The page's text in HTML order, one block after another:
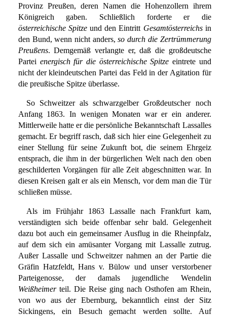
Provinz Preußen, deren Namen die Hohenzollern ihrem
Königreich gaben. Schließlich forderte er die
österreichische Spitzeund den Eintritt Gesamtösterreichsin
den Bund, wenn nicht anders,so durch die Zertrümmerung
Preußens. Demgemäß verlangte er, daß die großdeutsche
Partei energisch für die österreichische Spitze eintrete und
nicht der kleindeutschen Partei das Feld in der Agitation für
die preußische Spitze überlasse.
So Schweitzer als schwarzgelber Großdeutscher noch
Anfang 1863. In wenigen Monaten war er ein anderer.
Mittlerweile hatte er die persönliche Bekanntschaft Lassalles
gemacht. Er begriff rasch, daß sich hier eine Gelegenheit zu
einer Stellung für seine Zukunft bot, die seinem Ehrgeiz
entsprach, die ihm in der bürgerlichen Welt nach den oben
geschilderten Vorgängen für alle Zeit abgeschnitten war. In
diesen Kreisen galt er als ein Mensch, vor dem man die Tür
schließen müsse.
Als im Frühjahr 1863 Lassalle nach Frankfurt kam,
verständigten sich beide offenbar sehr bald. Gelegenheit
dazu bot auch ein gemeinsamer Ausflug in die Rheinpfalz,
auf dem sich ein amüsanter Vorgang mit Lassalle zutrug.
Außer Lassalle und Schweitzer nahmen an der Partie die
Gräfin Hatzfeldt, Hans v. Bülow und unser verstorbener
Parteigenosse, der damals jugendliche Wendelin
Weißheimerteil. Die Reise ging nach Osthofen am Rhein,
von wo aus der Ebernburg, bekanntlich einst der Sitz
Sickingens, ein Besuch gemacht werden sollte. Auf